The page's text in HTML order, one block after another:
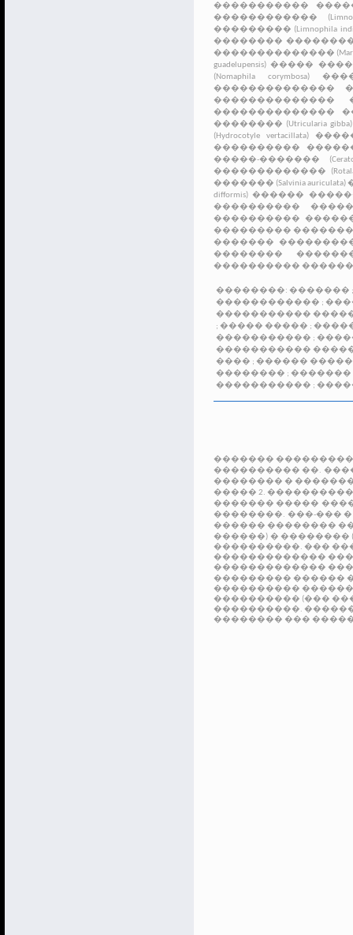
�����������
������������
��������� (Limnophila
��������
��������������
guadelupensis) ����� �����
(Nomaphila corymbosa)
��������������
��������������
��������������
�������� (Utricularia gibba)
(Hydrocotyle vertacillata) �����
����������
�����-�������
������������� (Rotala
������� (Salvinia auriculata)
difformis) ������
���������� ��������
����������
���������
�������
��������
����������
��������: �������
������������ ;
�����������
; ����� ����� ;
����������� ;
�����������
���� ; ������
�������� ; �������
����������� ;
�������
���������� ��.
�������� �
����� 2.
������� �����
��������. ���-���
������ ��������
������) � ��������
����������. ���
�������������
�������������
��������� ������
����������
���������� (���
����������.
�������� ���